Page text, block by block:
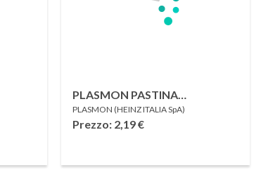
PLASMON PASTINA
MACCHERONCINI 480 G
PLASMON (HEINZ ITALIA SpA)
Prezzo: 2,19€